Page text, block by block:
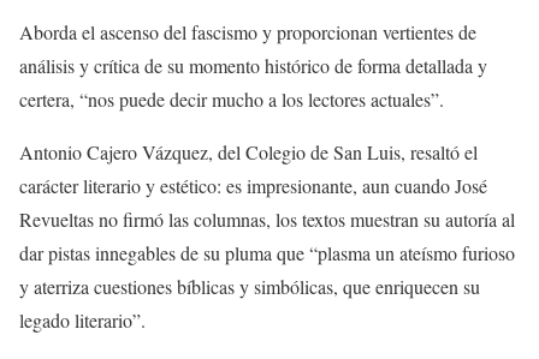
Aborda el ascenso del fascismo y proporcionan vertientes de
análisis y crítica de su momento histórico de forma detallada y
certera, “nos puede decir mucho a los lectores actuales”.
Antonio Cajero Vázquez, del Colegio de San Luis, resaltó el
carácter literario y estético: es impresionante, aun cuando José
Revueltas no firmó las columnas, los textos muestran su autoría al
dar pistas innegables de su pluma que “plasma un ateísmo furioso
y aterriza cuestiones bíblicas y simbólicas, que enriquecen su
legado literario”.